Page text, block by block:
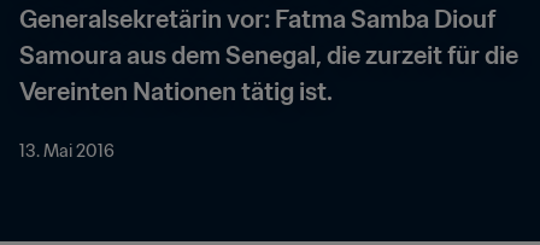
Generalsekretärin vor: Fatma Samba Diouf
Samoura aus dem Senegal, die zurzeit für die
Vereinten Nationen tätig ist.
13. Mai 2016